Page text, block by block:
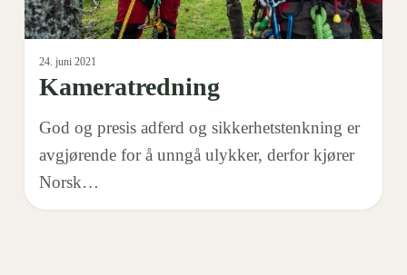
24. juni 2021
Kameratredning
God og presis adferd og sikkerhetstenkning er
avgjørende for å unngå ulykker, derfor kjører
Norsk…